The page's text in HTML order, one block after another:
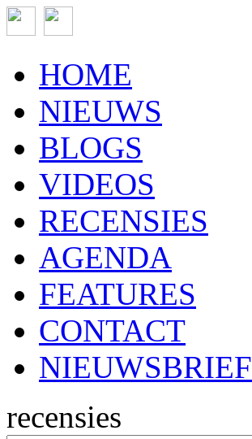
HOME
NIEUWS
BLOGS
VIDEOS
RECENSIES
AGENDA
FEATURES
CONTACT
NIEUWSBRIEF
recensies